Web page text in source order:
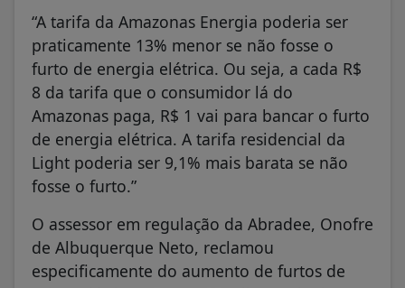
“A tarifa da Amazonas Energia poderia ser
praticamente 13% menor se não fosse o
furto de energia elétrica. Ou seja, a cada R$
8 da tarifa que o consumidor lá do
Amazonas paga, R$ 1 vai para bancar o furto
de energia elétrica. A tarifa residencial da
Light poderia ser 9,1% mais barata se não
fosse o furto.”
O assessor em regulação da Abradee, Onofre
de Albuquerque Neto, reclamou
especificamente do aumento de furtos de